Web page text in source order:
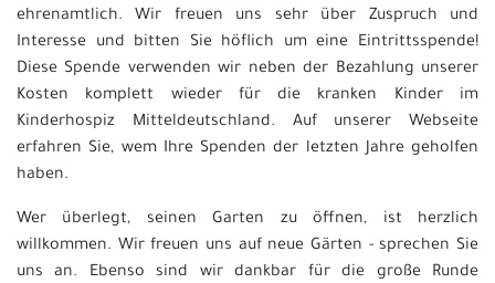
ehrenamtlich. Wir freuen uns sehr über Zuspruch und
Interesse und bitten Sie höflich um eine Eintrittsspende!
Diese Spende verwenden wir neben der Bezahlung unserer
Kosten komplett wieder für die kranken Kinder im
Kinderhospiz Mitteldeutschland. Auf unserer Webseite
erfahren Sie, wem Ihre Spenden der letzten Jahre geholfen
haben.
Wer überlegt, seinen Garten zu öffnen, ist herzlich
willkommen. Wir freuen uns auf neue Gärten - sprechen Sie
uns an. Ebenso sind wir dankbar für die große Runde